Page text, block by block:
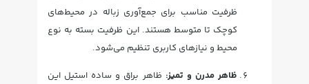
ظرفیت مناسب برای جمع‌آوری زباله در محیط‌های
کوچک تا متوسط هستند. این ظرفیت بسته به نوع
محیط و نیازهای کاربری تنظیم می‌شود.
ظاهر مدرن و تمیز: ظاهر براق و ساده استیل این